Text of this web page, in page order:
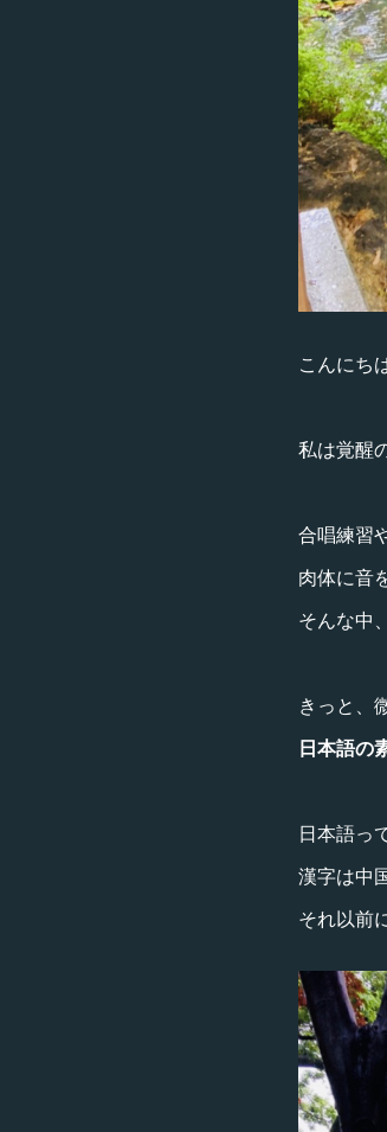
こんにち
私は覚醒
合唱練習
肉体に音
そんな中
きっと、
日本語の
日本語っ
漢字は中
それ以前